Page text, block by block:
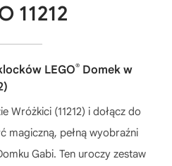
11212
LEGO® Domek w
Wróżkici (11212) i dołącz do
magiczną, pełną wyobraźni
Gabi. Ten uroczy zestaw